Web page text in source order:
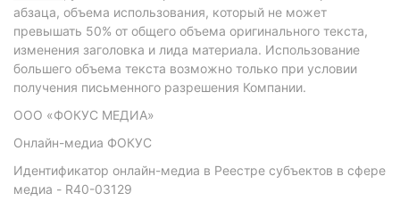
абзаца, объема использования, который не может
превышать 50% от общего объема оригинального текста,
изменения заголовка и лида материала. Использование
большего объема текста возможно только при условии
получения письменного разрешения Компании.
ООО «ФОКУС МЕДИА»
Онлайн-медиа ФОКУС
Идентификатор онлайн-медиа в Реестре субъектов в сфере
медиа - R40-03129